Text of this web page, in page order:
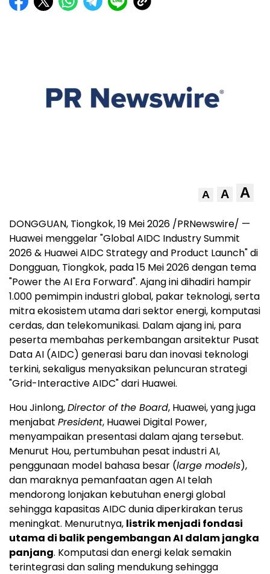
A A A
DONGGUAN, Tiongkok, 19 Mei 2026 /PRNewswire/ —
Huawei menggelar "Global AIDC Industry Summit
2026 & Huawei AIDC Strategy and Product Launch" di
Dongguan, Tiongkok, pada 15 Mei 2026 dengan tema
"Power the AI Era Forward". Ajang ini dihadiri hampir
1.000 pemimpin industri global, pakar teknologi, serta
mitra ekosistem utama dari sektor energi, komputasi
cerdas, dan telekomunikasi. Dalam ajang ini, para
peserta membahas perkembangan arsitektur Pusat
Data AI (AIDC) generasi baru dan inovasi teknologi
terkini, sekaligus menyaksikan peluncuran strategi
"Grid-Interactive AIDC" dari Huawei.
Hou Jinlong,Director of the Board, Huawei, yang juga
menjabat President, Huawei Digital Power,
menyampaikan presentasi dalam ajang tersebut.
Menurut Hou, pertumbuhan pesat industri AI,
penggunaan model bahasa besar (large models),
dan maraknya pemanfaatan agen AI telah
mendorong lonjakan kebutuhan energi global
sehingga kapasitas AIDC dunia diperkirakan terus
meningkat. Menurutnya, listrik menjadi fondasi
utama di balik pengembangan AI dalam jangka
panjang. Komputasi dan energi kelak semakin
terintegrasi dan saling mendukung sehingga